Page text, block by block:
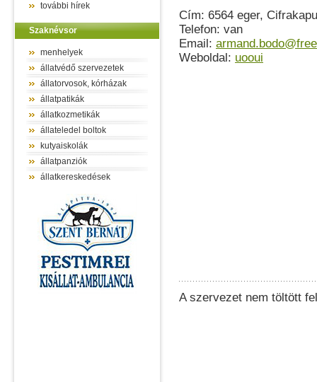
további hírek
Szaknévsor
menhelyek
állatvédő szervezetek
állatorvosok, kórházak
állatpatikák
állatkozmetikák
állateledel boltok
kutyaiskolák
állatpanziók
állatkereskedések
Cím: 6564 eger,
Telefon: van
Email:
Weboldal: uooui
A szervezet nem töltött